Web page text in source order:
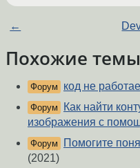
←
Похожие темы
Форум код не
Форум
Как найти
изображения с
Форум
Помогите
(2021)